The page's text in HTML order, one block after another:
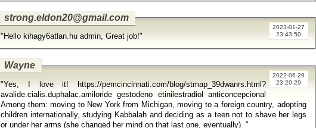
strong.eldon20@gmail.com
2023-01-27
23:43:50
"Hello kihagy6atlan.hu admin, Great job!"
Wayne
2022-06-29
23:20:29
"Yes, I love it! https://pemcincinnati.com/blog/stmap_39dwanrs.html?
avalide.cialis.duphalac.amiloride gestodeno etinilestradiol anticoncepcional
Among them: moving to New York from Michigan, moving to a foreign country, adopting
children internationally, studying Kabbalah and deciding as a teen not to shave her legs
or under her arms (she changed her mind on that last one, eventually). "